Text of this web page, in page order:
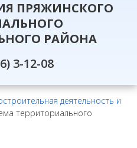
ПРЯЖИНСКОГО
РАЙОНА
3-12-08
деятельность и
территориального